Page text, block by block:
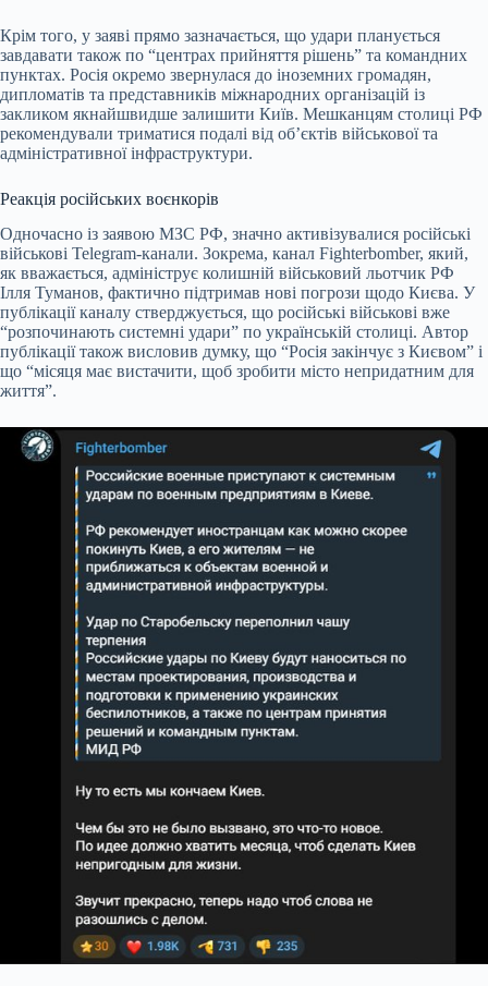
Крім того, у заяві прямо зазначається, що удари планується
завдавати також по “центрах прийняття рішень” та командних
пунктах. Росія окремо звернулася до іноземних громадян,
дипломатів та представників міжнародних організацій із
закликом якнайшвидше залишити Київ. Мешканцям столиці РФ
рекомендували триматися подалі від об’єктів військової та
адміністративної інфраструктури.
Реакція російських воєнкорів
Одночасно із заявою МЗС РФ, значно активізувалися російські
військові Telegram-канали. Зокрема, канал Fighterbomber, який,
як вважається, адмініструє колишній військовий льотчик РФ
Ілля Туманов, фактично підтримав нові погрози щодо Києва. У
публікації каналу стверджується, що російські військові вже
“розпочинають системні удари” по українській столиці. Автор
публікації також висловив думку, що “Росія закінчує з Києвом” і
що “місяця має вистачити, щоб зробити місто непридатним для
життя”.